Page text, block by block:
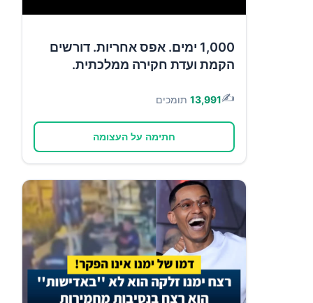
1,000 ימים. אפס אחריות. דורשים
הקמת ועדת חקירה ממלכתית.
✍️
13,991 תומכים
חתימה על העצומה